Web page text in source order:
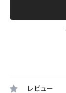
レビュー